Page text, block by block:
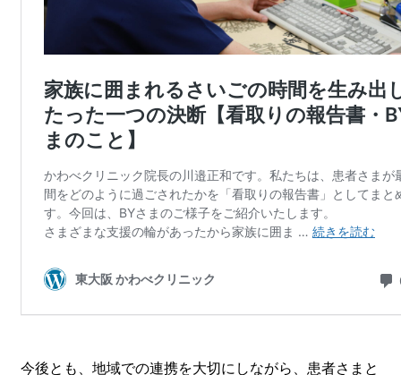
今後とも、地域での連携を大切にしながら、患者さまと